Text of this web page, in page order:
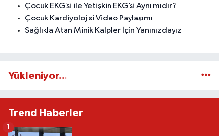
Çocuk EKG’si ile Yetişkin EKG’si Aynı mıdır?
Çocuk Kardiyolojisi Video Paylaşımı
Sağlıkla Atan Minik Kalpler İçin Yanınızdayız
Yükleniyor...
Trend Haberler
1